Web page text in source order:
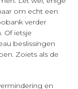
om echt een
verder
Of ietsje
beslissingen
Zoiets als de
en